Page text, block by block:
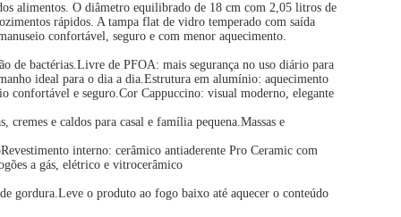
alimentos. O diâmetro equilibrado de 18 cm com 2,05 litros de
rápidos. A tampa flat de vidro temperado com saída
confortável, seguro e com menor aquecimento.
de bactérias.Livre de PFOA: mais segurança no uso diário para
ideal para o dia a dia.Estrutura em alumínio: aquecimento
confortável e seguro.Cor Cappuccino: visual moderno, elegante
e caldos para casal e família pequena.Massas e
interno: cerâmico antiaderente Pro Ceramic com
a gás, elétrico e vitrocerâmico
gordura.Leve o produto ao fogo baixo até aquecer o conteúdo